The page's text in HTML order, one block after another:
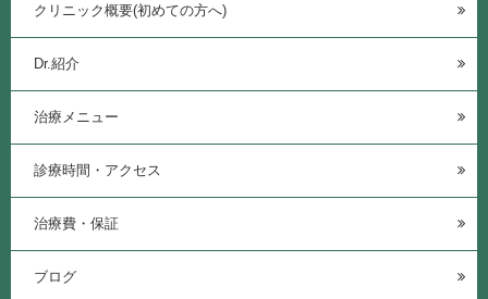
クリニック概要(初めての方へ)
Dr.紹介
治療メニュー
診療時間・アクセス
治療費・保証
ブログ